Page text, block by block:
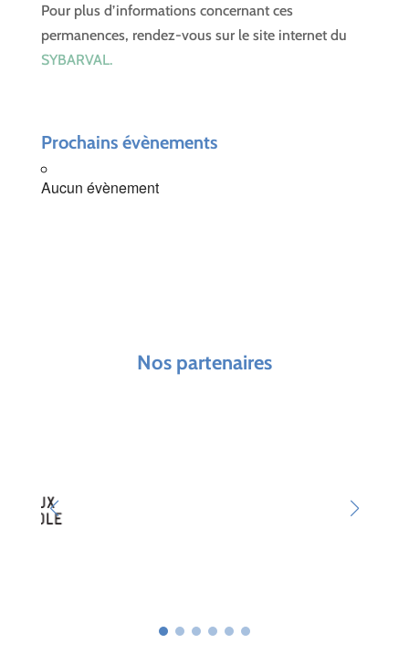
Pour plus d’informations concernant ces
permanences, rendez-vous sur le site internet du
SYBARVAL.
Prochains évènements
Aucun évènement
Nos partenaires